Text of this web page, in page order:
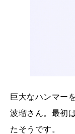
巨大なハンマー
波瑠さん。最初
たそうです。